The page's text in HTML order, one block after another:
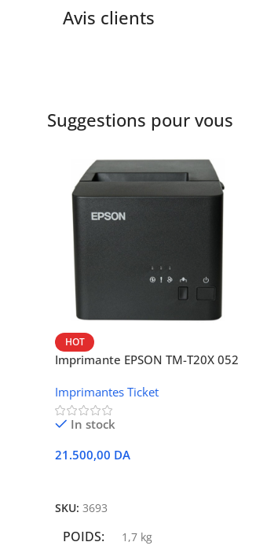
Avis clients
Suggestions pour vous
HOT
Imprimante EPSON TM-T20X 052
Imprimantes Ticket
In stock
21.500,00 DA
SKU: 3693
POIDS 1,7 kg